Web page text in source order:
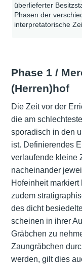
überlieferter
Phasen der
interpretatorische
Phase 1 /
(Herren)hof
Die Zeit vor der
die am
sporadisch in den
ist. Definierendes
verlaufende kleine
nacheinander
Hofeinheit
zudem
des dicht
scheinen in ihrer
Gräbchen zu
Zaungräbchen
werden, gilt dies